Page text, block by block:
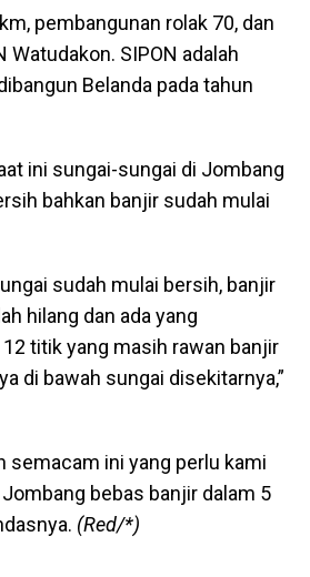
pembangunan rolak 70, dan
Watudakon. SIPON adalah
Belanda pada tahun
ini sungai-sungai di Jombang
bahkan banjir sudah mulai
sudah mulai bersih, banjir
hilang dan ada yang
12 titik yang masih rawan banjir
di bawah sungai disekitarnya,”
semacam ini yang perlu kami
bebas banjir dalam 5
(Red/*)